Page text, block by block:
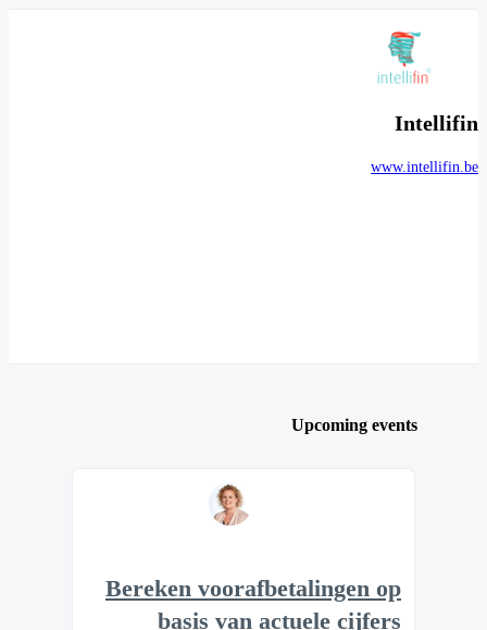
Intellifin
www.intellifin.be
Upcoming events
Bereken voorafbetalingen op
basis van actuele cijfers